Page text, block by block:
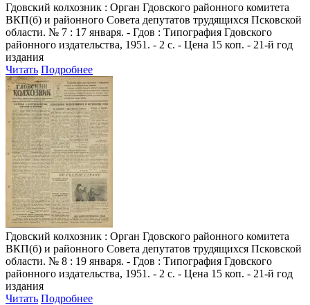
Гдовский колхозник : Орган Гдовского районного комитета
ВКП(б) и районного Совета депутатов трудящихся Псковской
области. № 7 : 17 января. - Гдов : Типография Гдовского
районного издательства, 1951. - 2 с. - Цена 15 коп. - 21-й год
издания
Читать Подробнее
Гдовский колхозник : Орган Гдовского районного комитета
ВКП(б) и районного Совета депутатов трудящихся Псковской
области. № 8 : 19 января. - Гдов : Типография Гдовского
районного издательства, 1951. - 2 с. - Цена 15 коп. - 21-й год
издания
Читать Подробнее